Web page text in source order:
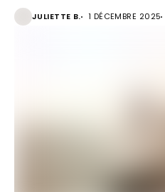
JULIETTE B. 1 DÉCEMBRE 2025